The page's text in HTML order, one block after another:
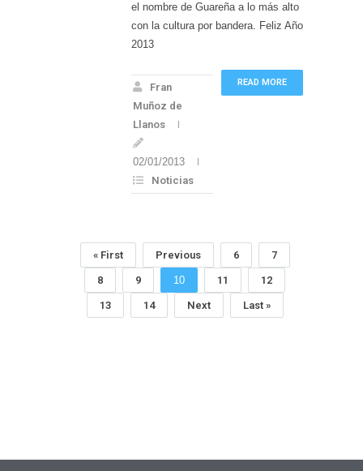
el nombre de Guareña a lo más alto
con la cultura por bandera. Feliz Año
2013
READ MORE
Fran
Muñoz de
Llanos
02/01/2013
Noticias
« First Previous 6 7
8 9 10 11 12
13 14 Next Last »